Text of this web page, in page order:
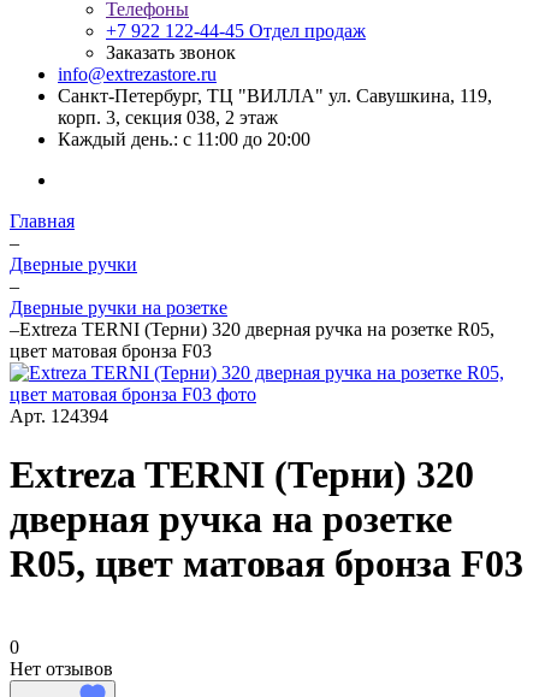
Телефоны
+7 922 122-44-45 Отдел продаж
Заказать звонок
info@extrezastore.ru
Санкт-Петербург, ТЦ "ВИЛЛА" ул. Савушкина, 119,
корп. 3, секция 038, 2 этаж
Каждый день.: с 11:00 до 20:00
Главная
–
Дверные ручки
–
Дверные ручки на розетке
–Extreza TERNI (Терни) 320 дверная ручка на розетке R05,
цвет матовая бронза F03
Арт. 124394
Extreza TERNI (Терни) 320
дверная ручка на розетке
R05, цвет матовая бронза F03
0
Нет отзывов